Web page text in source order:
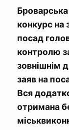
конкурс на
посад
контролю
зовнішнім
заяв на
Вся
отримана